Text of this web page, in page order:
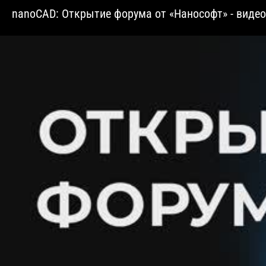
nanoCAD: Открытие форума от «Нанософт» -